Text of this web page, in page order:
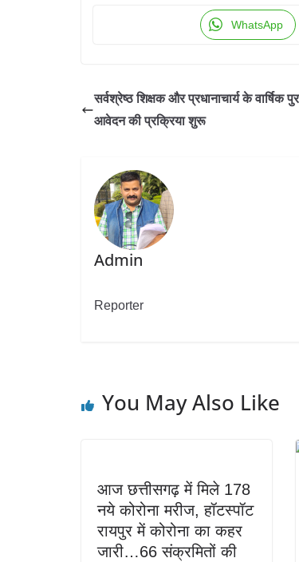
WhatsApp
सर्वश्रेष्ठ शिक्षक और प्रधानाचार्य के वार्षिक
आवेदन की प्रक्रिया शुरू
Admin
Reporter
You May Also Like
आज छत्तीसगढ़ में मिले 178
नये कोरोना मरीज, हॉटस्पॉट
रायपुर में कोरोना का कहर
जारी…66 संक्रमितों की